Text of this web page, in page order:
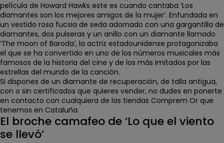
película de Howard Hawks este es cuando cantaba ‘Los
diamantes son los mejores amigos de la mujer’. Enfundada en
un vestido rosa fucsia de seda adornado con una gargantilla de
diamantes, dos pulseras y un anillo con un diamante llamado
‘The moon of Baroda’, la actriz estadounidense protagonizaba
el que se ha convertido en uno de los números musicales más
famosos de la historia del cine y de los más imitados por las
estrellas del mundo de la canción.
Si dispones de un diamante de recuperación, de talla antigua,
con o sin certificados que quieres vender, no dudes en ponerte
en contacto con cualquiera de las tiendas Comprem Or que
tenemos en Cataluña.
El broche camafeo de ‘Lo que el viento
se llevó’